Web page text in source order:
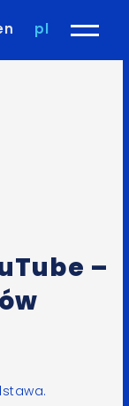
pl
–